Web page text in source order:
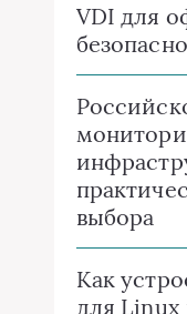
VDI для
выбора
Как
для